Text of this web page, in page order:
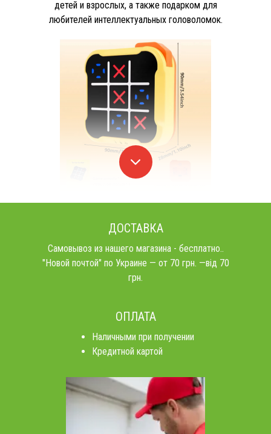
детей и взрослых, а также подарком для
любителей интеллектуальных головоломок.
ДОСТАВКА
Самовывоз из нашего магазина - бесплатно..
"Новой почтой" по Украине — от 70 грн. —від 70
грн.
ОПЛАТА
Наличными при получении
Кредитной картой